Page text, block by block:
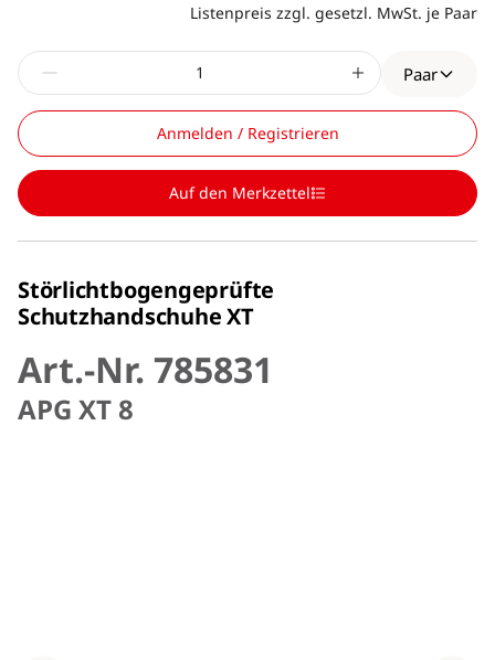
Listenpreis zzgl. gesetzl. MwSt. je Paar
Paar
Anmelden / Registrieren
Auf den Merkzettel
Störlichtbogengeprüfte
Schutzhandschuhe XT
Art.-Nr. 785831
APG XT 8